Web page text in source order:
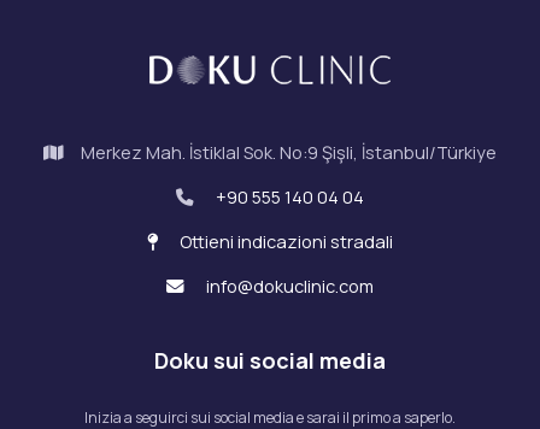
Merkez Mah. İstiklal Sok. No:9 Şişli, İstanbul/Türkiye
+90 555 140 04 04
Ottieni indicazioni stradali
info@dokuclinic.com
Doku sui social media
Inizia a seguirci sui social media e sarai il primo a saperlo.